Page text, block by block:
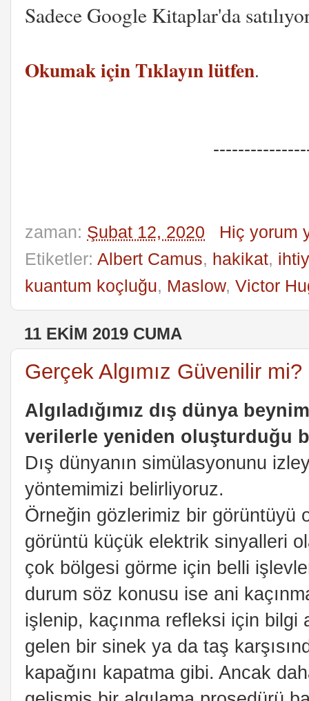
Sadece Google Kitaplar'da
Okumak için Tıklayın lütfen.
zaman: Şubat 12, 2020
Hiç yorum
Etiketler: Albert Camus, hakikat,
kuantum koçluğu, Maslow, Victor
11 EKIM 2019 CUMA
Gerçek Algımız Güvenilir mi?
Algıladığımız dış dünya
verilerle yeniden oluşturduğu
Dış dünyanın simülasyonunu
yöntemimizi belirliyoruz.
Örneğin gözlerimiz bir görüntüyü
görüntü küçük elektrik sinyalleri
çok bölgesi görme için belli
durum söz konusu ise ani
işlenip, kaçınma refleksi için bilgi
gelen bir sinek ya da taş
kapağını kapatma gibi. Ancak